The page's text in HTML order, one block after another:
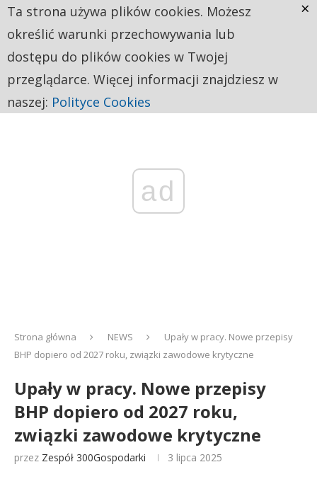
ad
Strona główna NEWS
Upały w pracy. Nowe przepisy
BHP dopiero od 2027 roku, związki zawodowe krytyczne
Upały w pracy. Nowe przepisy
BHP dopiero od 2027 roku,
związki zawodowe krytyczne
przez Zespół 300Gospodarki 3 lipca 2025
Ta strona używa plików cookies. Możesz
określić warunki przechowywania lub
dostępu do plików cookies w Twojej
przeglądarce. Więcej informacji znajdziesz w
naszej: Polityce Cookies
×